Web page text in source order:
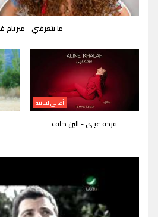
ما بتعرفني - ميريام
أغاني لبنانية
فرحة عيني - الين خلف